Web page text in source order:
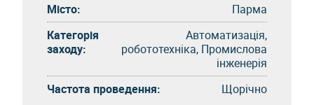
Місто:
Парма
Категорія
заходу:
Автоматизація,
робототехніка, Промислова
інженерія
Частота проведення:
Щорічно